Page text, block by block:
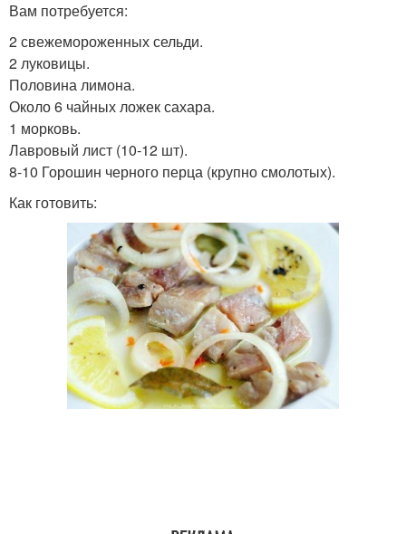
Вам потребуется:
2 свежемороженных сельди.
2 луковицы.
Половина лимона.
Около 6 чайных ложек сахара.
1 морковь.
Лавровый лист (10-12 шт).
8-10 Горошин черного перца (крупно смолотых).
Как готовить: